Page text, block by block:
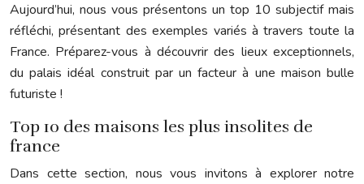
Aujourd’hui, nous vous présentons un top 10 subjectif mais
réfléchi, présentant des exemples variés à travers toute la
France. Préparez-vous à découvrir des lieux exceptionnels,
du palais idéal construit par un facteur à une maison bulle
futuriste !
Top 10 des maisons les plus insolites de
france
Dans cette section, nous vous invitons à explorer notre